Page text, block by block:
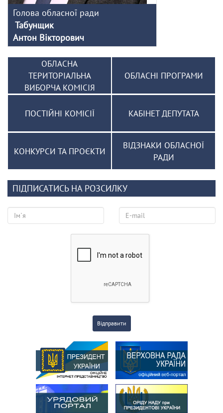
Голова обласної ради
Табунщик
Антон Вікторович
ОБЛАСНА
ТЕРИТОРІАЛЬНА
ВИБОРЧА КОМІСІЯ
ОБЛАСНІ ПРОГРАМИ
ПОСТІЙНІ КОМІСІЇ КАБІНЕТ ДЕПУТАТА
КОНКУРСИ ТА ПРОЄКТИ
ВІДЗНАКИ ОБЛАСНОЇ
РАДИ
ПІДПИСАТИСЬ НА РОЗСИЛКУ
Відправити